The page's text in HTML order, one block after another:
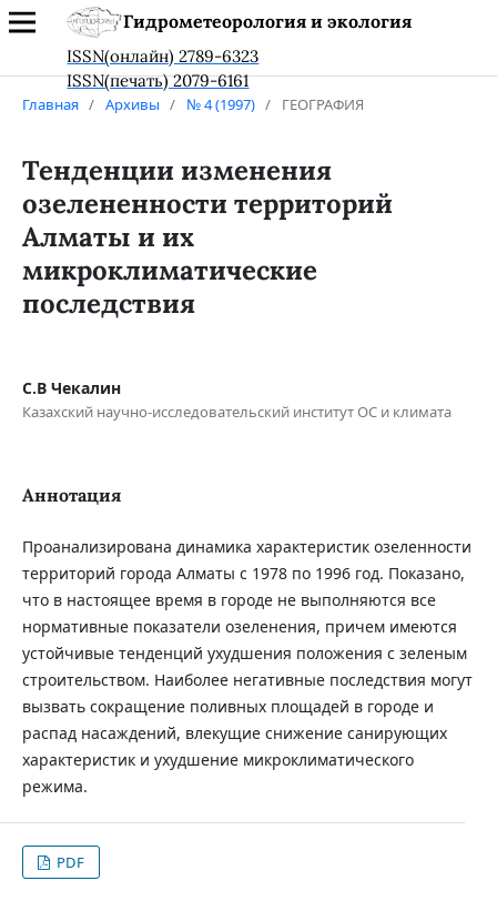
Гидрометеорология и экология
ISSN(онлайн) 2789-6323
ISSN(печать) 2079-6161
Главная / Архивы / № 4 (1997) / ГЕОГРАФИЯ
Тенденции изменения
озелененности территорий
Алматы и их
микроклиматические
последствия
С.В Чекалин
Казахский научно-исследовательский институт ОС и климата
Аннотация
Проанализирована динамика характеристик озеленности
территорий города Алматы с 1978 по 1996 год. Показано,
что в настоящее время в городе не выполняются все
нормативные показатели озеленения, причем имеются
устойчивые тенденций ухудшения положения с зеленым
строительством. Наиболее негативные последствия могут
вызвать сокращение поливных площадей в городе и
распад насаждений, влекущие снижение санирующих
характеристик и ухудшение микроклиматического
режима.
PDF